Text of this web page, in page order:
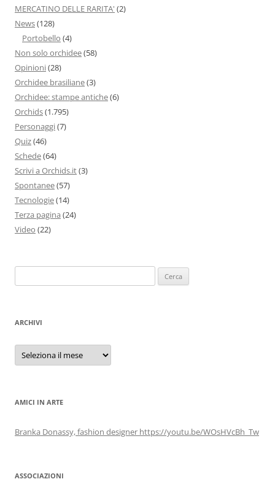
MERCATINO DELLE RARITA' (2)
News(128)
Portobello (4)
Non solo orchidee(58)
Opinioni(28)
Orchidee brasiliane(3)
Orchidee: stampe antiche(6)
Orchids(1.795)
Personaggi(7)
Quiz(46)
Schede(64)
Scrivi a Orchids.it(3)
Spontanee(57)
Tecnologie(14)
Terza pagina (24)
Video (22)
per:
ARCHIVI
Archivi
AMICI IN ARTE
Branka Donassy, fashion designer https://youtu.be/WOsHVcBh_Tw
ASSOCIAZIONI